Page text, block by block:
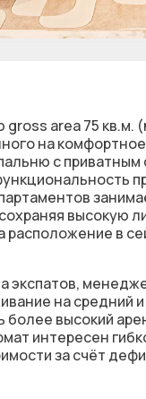
area 75 кв.м.
на
с
высокую
расположение в
экспатов,
на средний
более высокий
интересен
за счёт